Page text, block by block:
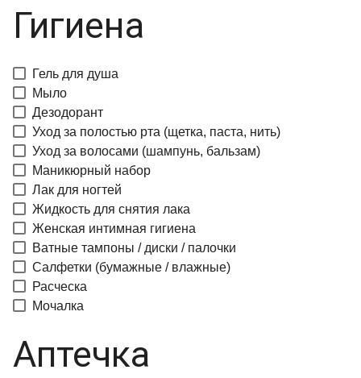
Гигиена
Гель для душа
Мыло
Дезодорант
Уход за полостью рта (щетка, паста, нить)
Уход за волосами (шампунь, бальзам)
Маникюрный набор
Лак для ногтей
Жидкость для снятия лака
Женская интимная гигиена
Ватные тампоны / диски / палочки
Салфетки (бумажные / влажные)
Расческа
Мочалка
Аптечка